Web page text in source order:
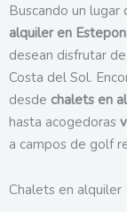
Buscando un lugar
alquiler en
desean disfrutar
Costa del Sol.
desde chalets en
hasta acogedoras
a campos de golf
Chalets en alquiler